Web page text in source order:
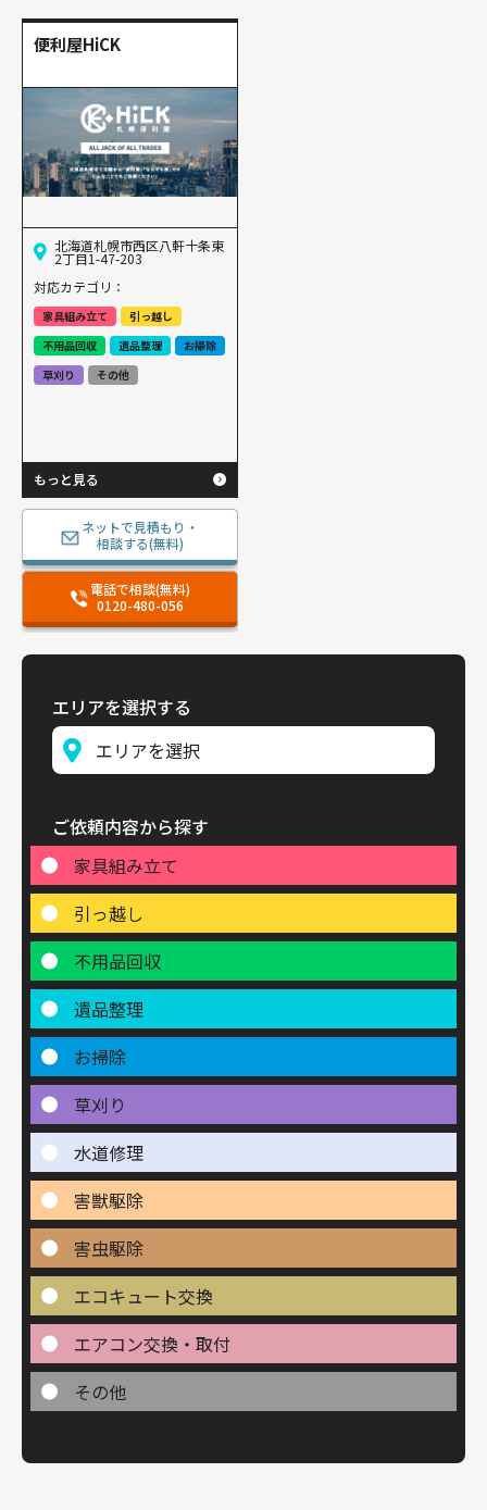
便利屋HiCK
北海道札幌市西区八軒十条東
2丁目1-47-203
対応カテゴリ：
家具組み立て
引っ越し
不用品回収
遺品整理
お掃除
草刈り
その他
もっと見る
ネットで見積もり・
相談する(無料)
電話で相談(無料)
0120-480-056
エリアを選択する
ご依頼内容から探す
家具組み立て
引っ越し
不用品回収
遺品整理
お掃除
草刈り
水道修理
害獣駆除
害虫駆除
エコキュート交換
エアコン交換・取付
その他